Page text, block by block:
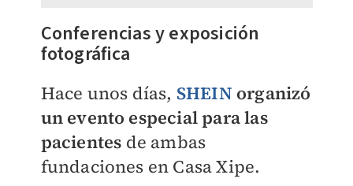
Conferencias y exposición
fotográfica
Hace unos días, SHEIN organizó
un evento especial para las
pacientes de ambas
fundaciones en Casa Xipe.